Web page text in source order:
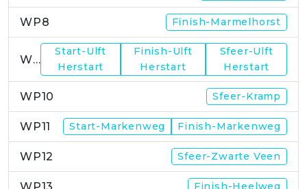
WP8 Finish-Marmelhorst
WP9
Start-Ulft
Herstart
Finish-Ulft
Herstart
Sfeer-Ulft
Herstart
WP10 Sfeer-Kramp
WP11 Start-Markenweg Finish-Markenweg
WP12 Sfeer-Zwarte Veen
Finish-Heelweg